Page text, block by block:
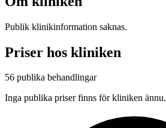
Publik klinikinformation saknas.
Priser hos kliniken
56 publika behandlingar
Inga publika priser finns för kliniken ännu.